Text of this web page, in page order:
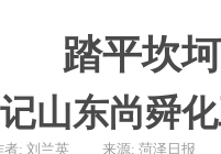
踏平坎
东尚舜化
者: 刘兰英 来源: 菏泽日报